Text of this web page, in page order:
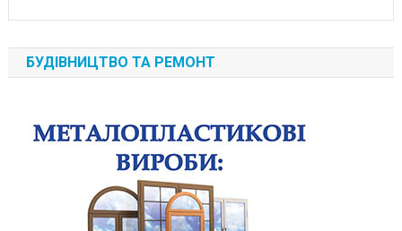
БУДІВНИЦТВО ТА РЕМОНТ